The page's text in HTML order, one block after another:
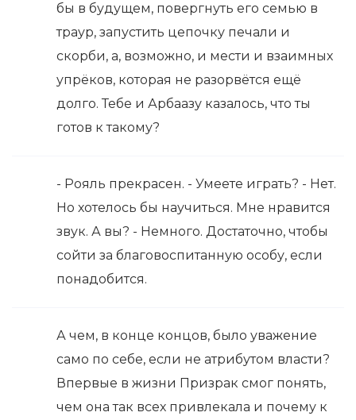
бы в будущем, повергнуть его семью в
траур, запустить цепочку печали и
скорби, а, возможно, и мести и взаимных
упрёков, которая не разорвётся ещё
долго. Тебе и Арбаазу казалось, что ты
готов к такому?
- Рояль прекрасен. - Умеете играть? - Нет.
Но хотелось бы научиться. Мне нравится
звук. А вы? - Немного. Достаточно, чтобы
сойти за благовоспитанную особу, если
понадобится.
А чем, в конце концов, было уважение
само по себе, если не атрибутом власти?
Впервые в жизни Призрак смог понять,
чем она так всех привлекала и почему к